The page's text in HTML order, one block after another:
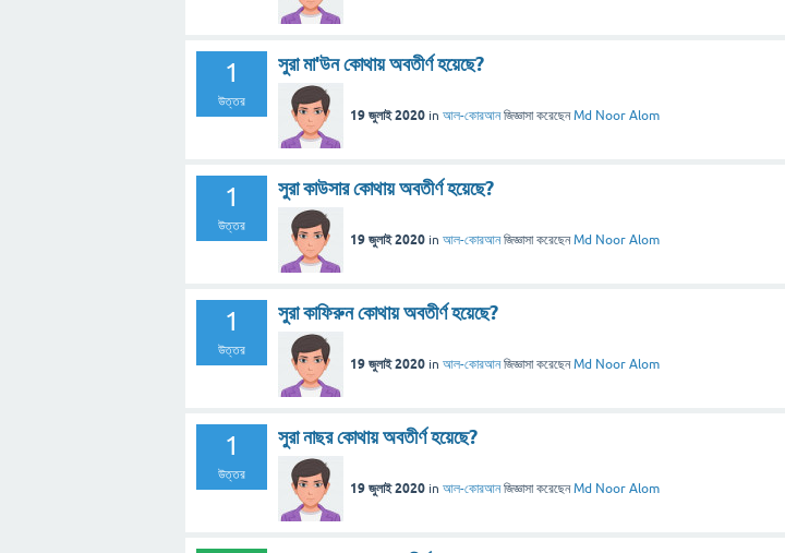
1
উত্তর
সুরা মা'উন কোথায় অবতীর্ণ হয়েছে?
19 জুলাই 2020 in আল-কোরআন জিজ্ঞাসা করেছেনMd Noor Alom
1
উত্তর
সুরা কাউসার কোথায় অবতীর্ণ হয়েছে?
19 জুলাই 2020 in আল-কোরআন জিজ্ঞাসা করেছেনMd Noor Alom
1
উত্তর
সুরা কাফিরুন কোথায় অবতীর্ণ হয়েছে?
19 জুলাই 2020 in আল-কোরআন জিজ্ঞাসা করেছেনMd Noor Alom
1
উত্তর
সুরা নাছর কোথায় অবতীর্ণ হয়েছে?
19 জুলাই 2020 in আল-কোরআন জিজ্ঞাসা করেছেনMd Noor Alom